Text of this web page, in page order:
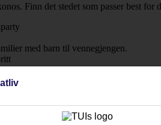
Finn det stedet som passer best
med barn til vennegjengen.